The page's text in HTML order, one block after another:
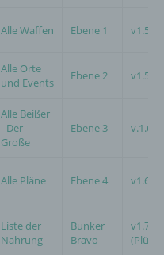
Alle Waffen Ebene 1 v1.5.6
Alle Orte
und Events
Ebene 2 v1.5.8
Alle Beißer
- Der
Große
Ebene 3 v.1.6
Alle Pläne Ebene 4 v1.6.4
Liste der
Nahrung
Bunker
Bravo
v1.7